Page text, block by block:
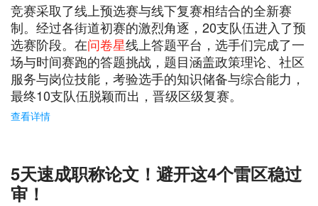
竞赛采取了线上预选赛与线下复赛相结合的全新赛
制。经过各街道初赛的激烈角逐，20支队伍进入了预
选赛阶段。在问卷星线上答题平台，选手们完成了一
场与时间赛跑的答题挑战，题目涵盖政策理论、社区
服务与岗位技能，考验选手的知识储备与综合能力，
最终10支队伍脱颖而出，晋级区级复赛。
查看详情
5天速成职称论文！避开这4个雷区稳过
审！